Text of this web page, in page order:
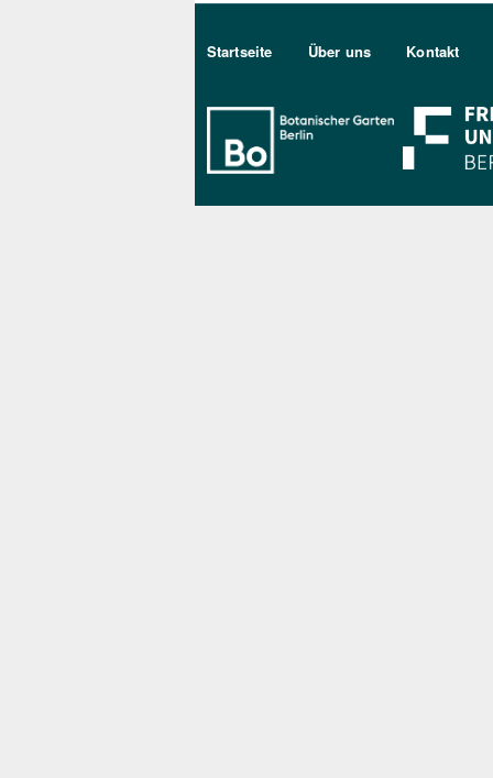
Sekundärmenu DE
Startseite Über uns Kontakt
Bo Berlin